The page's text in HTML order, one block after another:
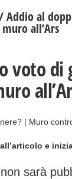
Addio al
all’Ars
voto di
e
sarà